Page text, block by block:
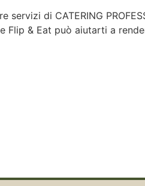
servizi di CATERING
Flip & Eat può aiutarti a